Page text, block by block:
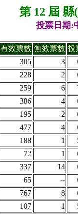
第 12 屆
投票日期:
有效票數 無效票數 投
305 3
228 2
259 6
386 4
195 2
477 4
188 1
72 1
337 14
65 --
767 8
107 1